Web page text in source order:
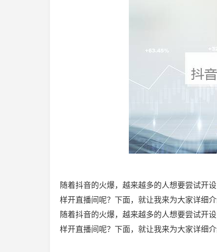
随着抖音的火爆，越来越多的人想要尝试开
样开直播间呢？下面，就让我来为大家详细
随着抖音的火爆，越来越多的人想要尝试开
样开直播间呢？下面，就让我来为大家详细